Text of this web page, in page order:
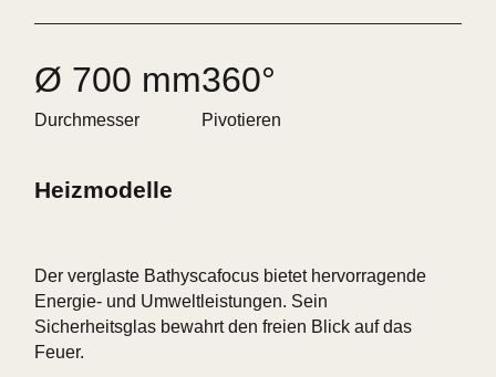
Ø 700 mm
Durchmesser
360°
Pivotieren
Heizmodelle
Der verglaste Bathyscafocus bietet hervorragende
Energie- und Umweltleistungen. Sein
Sicherheitsglas bewahrt den freien Blick auf das
Feuer.